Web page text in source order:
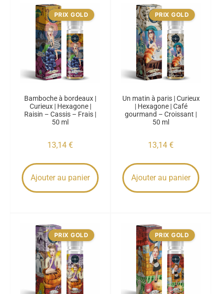
PRIX GOLD
Bamboche à bordeaux |
Curieux | Hexagone |
Raisin – Cassis – Frais |
50 ml
13,14 €
Ajouter au panier
PRIX GOLD
Un matin à paris | Curieux
| Hexagone | Café
gourmand – Croissant |
50 ml
13,14 €
Ajouter au panier
PRIX GOLD PRIX GOLD